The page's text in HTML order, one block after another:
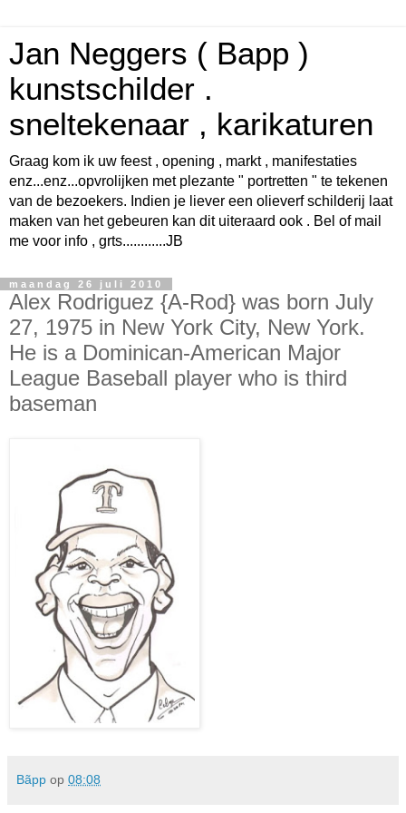
Jan Neggers ( Bapp )
kunstschilder .
sneltekenaar , karikaturen
Graag kom ik uw feest , opening , markt , manifestaties
enz...enz...opvrolijken met plezante " portretten " te tekenen
van de bezoekers. Indien je liever een olieverf schilderij laat
maken van het gebeuren kan dit uiteraard ook . Bel of mail
me voor info , grts............JB
maandag 26 juli 2010
Alex Rodriguez {A-Rod} was born July
27, 1975 in New York City, New York.
He is a Dominican-American Major
League Baseball player who is third
baseman
Bãpp op 08:08